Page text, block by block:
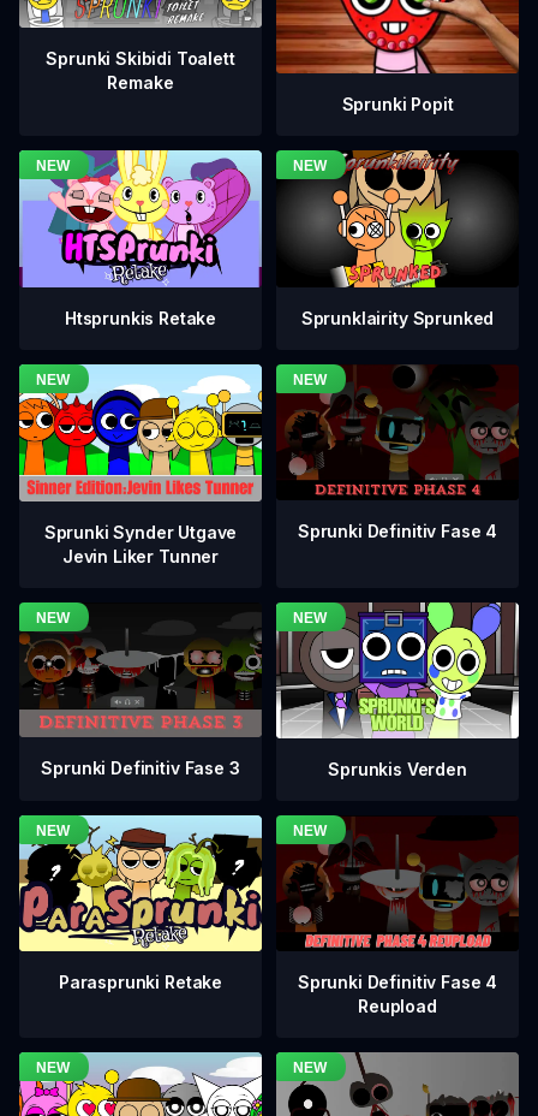
Sprunki Skibidi Toalett
Remake
Sprunki Popit
Htsprunkis Retake Sprunklairity Sprunked
Sprunki Synder Utgave
Jevin Liker Tunner
Sprunki Definitiv Fase 4
Sprunki Definitiv Fase 3 Sprunkis Verden
Parasprunki Retake
Sprunki Definitiv Fase 4
Reupload